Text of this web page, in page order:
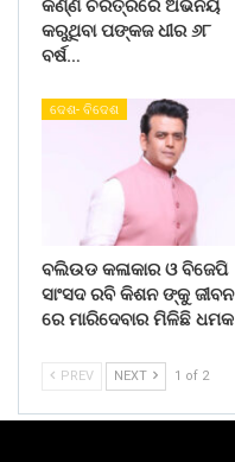
କର୍ଣ୍ଣ ଚରିତ୍ରରେ ଅଭିନୟ
କରୁଥିବା ପଙ୍କଜ ଧୀର ୬୮
ବର୍ଷ…
ଦେଶ- ବିଦେଶ
ବଲିଉଡ କଳାକାର ଓ ବିଜେପି
ସାଂସଦ ରବି କିଶନ ଙ୍କୁ ଜୀବନ
ରେ ମାରିଦେବାର ମିଳିଛି ଧମକ
PREV NEXT 1 of 2